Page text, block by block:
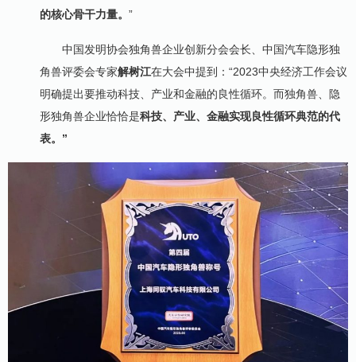
的核心骨干力量。 ”
中国发明协会独角兽企业创新分会会长、中国汽车隐形独
角兽评委会专家解树江在大会中提到：“2023中央经济工作会议
明确提出要推动科技、产业和金融的良性循环。而独角兽、隐
形独角兽企业恰恰是科技、产业、金融实现良性循环典范的代
表。”